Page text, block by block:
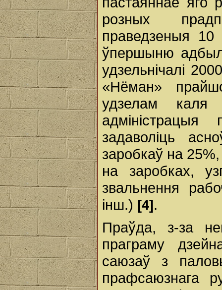
розных
праведзеныя 10
ўпершыню
удзельнічалі
«Нёман»
удзелам
задаволіць
заробкаў на
на заробках,
звальнення
інш.) [4] .
Праўда, з-за
праграму
саюзаў з
прафсаюзнага